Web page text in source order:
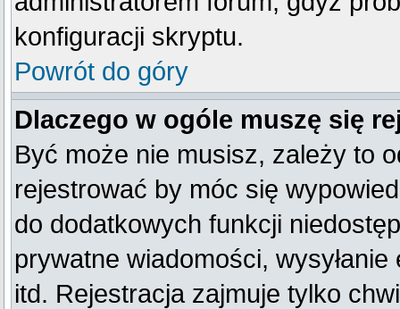
konfiguracji skryptu.
Powrót do góry
Dlaczego w ogóle muszę się
Być może nie musisz, zależy to
rejestrować by móc się
do dodatkowych funkcji
prywatne wiadomości,
itd. Rejestracja zajmuje tylko